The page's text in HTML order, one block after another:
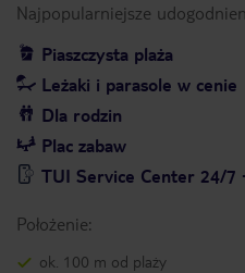
Najpopularniejsze
Piaszczysta plaża
Leżaki i parasole w cenie
Dla rodzin
Plac zabaw
TUI Service Center 24/7
Położenie:
ok. 100 m od plaży